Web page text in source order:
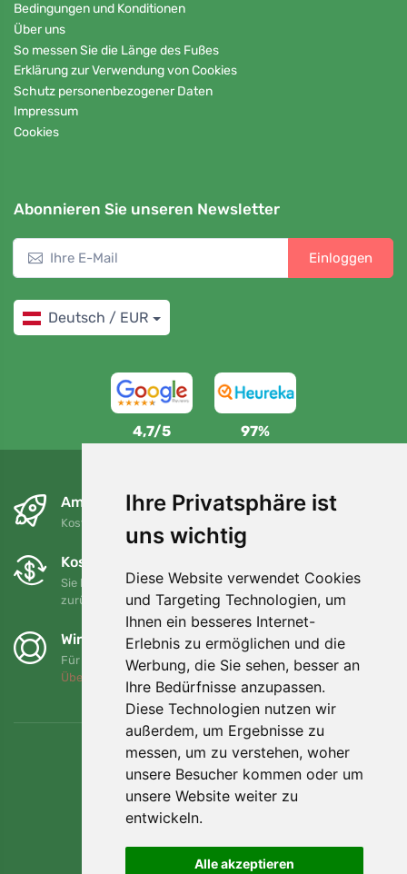
Ihre Privatsphäre ist
uns wichtig
Diese Website verwendet Cookies
und Targeting Technologien, um
Ihnen ein besseres Internet-
Erlebnis zu ermöglichen und die
Werbung, die Sie sehen, besser an
Ihre Bedürfnisse anzupassen.
Diese Technologien nutzen wir
außerdem, um Ergebnisse zu
messen, um zu verstehen, woher
unsere Besucher kommen oder um
unsere Website weiter zu
entwickeln.
Alle akzeptieren
Bedingungen und Konditionen
Über uns
So messen Sie die Länge des Fußes
Erklärung zur Verwendung von Cookies
Schutz personenbezogener Daten
Impressum
Cookies
Abonnieren Sie unseren Newsletter
Einloggen
Deutsch / EUR
4,7/5 97%
Am nächsten Tag und kostenlos
Kostenloser Versand für Bestellungen über 80 EUR
Kostenloser Umtausch und Rückgabe
Sie können Ihre Bestellung jederzeit innerhalb von 90 Tagen
zurückgeben oder umtauschen.
Wir unterstützen Trees.org
Für jede Bestellung pflanzen wir einen Baum! Mehr lesen
Über uns